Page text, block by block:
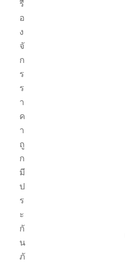
รื่
อ
ง
จั
ก
ร
ร
า
ค
า
ถู
ก
มี
ป
ร
ะ
กั
น
ภั